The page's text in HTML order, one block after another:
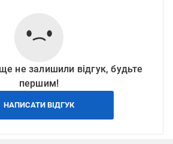
не залишили відгук, будьте
першим!
НАПИСАТИ ВІДГУК